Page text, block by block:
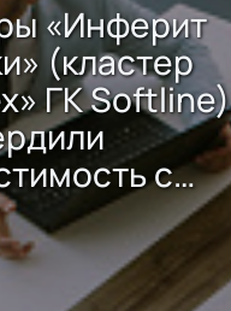
«Инферит
(кластер
ГК Softline)
с
Sharx
2.x для
данных